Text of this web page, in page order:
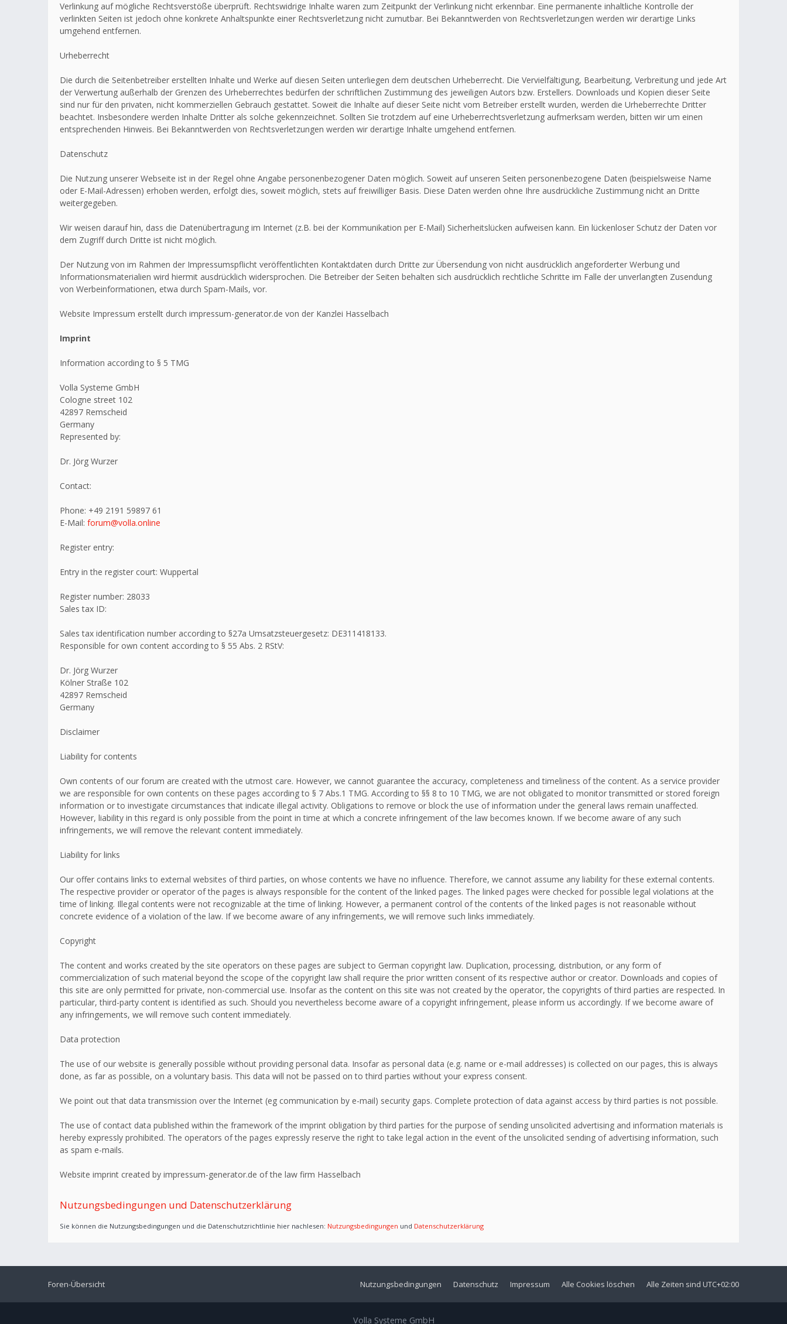
Verlinkung auf mögliche Rechtsverstöße überprüft. Rechtswidrige Inhalte waren zum Zeitpunkt der Verlinkung nicht erkennbar. Eine permanente inhaltliche Kontrolle der
verlinkten Seiten ist jedoch ohne konkrete Anhaltspunkte einer Rechtsverletzung nicht zumutbar. Bei Bekanntwerden von Rechtsverletzungen werden wir derartige Links
umgehend entfernen.
Urheberrecht
Die durch die Seitenbetreiber erstellten Inhalte und Werke auf diesen Seiten unterliegen dem deutschen Urheberrecht. Die Vervielfältigung, Bearbeitung, Verbreitung und jede Art
der Verwertung außerhalb der Grenzen des Urheberrechtes bedürfen der schriftlichen Zustimmung des jeweiligen Autors bzw. Erstellers. Downloads und Kopien dieser Seite
sind nur für den privaten, nicht kommerziellen Gebrauch gestattet. Soweit die Inhalte auf dieser Seite nicht vom Betreiber erstellt wurden, werden die Urheberrechte Dritter
beachtet. Insbesondere werden Inhalte Dritter als solche gekennzeichnet. Sollten Sie trotzdem auf eine Urheberrechtsverletzung aufmerksam werden, bitten wir um einen
entsprechenden Hinweis. Bei Bekanntwerden von Rechtsverletzungen werden wir derartige Inhalte umgehend entfernen.
Datenschutz
Die Nutzung unserer Webseite ist in der Regel ohne Angabe personenbezogener Daten möglich. Soweit auf unseren Seiten personenbezogene Daten (beispielsweise Name
oder E-Mail-Adressen) erhoben werden, erfolgt dies, soweit möglich, stets auf freiwilliger Basis. Diese Daten werden ohne Ihre ausdrückliche Zustimmung nicht an Dritte
weitergegeben.
Wir weisen darauf hin, dass die Datenübertragung im Internet (z.B. bei der Kommunikation per E-Mail) Sicherheitslücken aufweisen kann. Ein lückenloser Schutz der Daten vor
dem Zugriff durch Dritte ist nicht möglich.
Der Nutzung von im Rahmen der Impressumspflicht veröffentlichten Kontaktdaten durch Dritte zur Übersendung von nicht ausdrücklich angeforderter Werbung und
Informationsmaterialien wird hiermit ausdrücklich widersprochen. Die Betreiber der Seiten behalten sich ausdrücklich rechtliche Schritte im Falle der unverlangten Zusendung
von Werbeinformationen, etwa durch Spam-Mails, vor.
Website Impressum erstellt durch impressum-generator.de von der Kanzlei Hasselbach
Imprint
Information according to § 5 TMG
Volla Systeme GmbH
Cologne street 102
42897 Remscheid
Germany
Represented by:
Dr. Jörg Wurzer
Contact:
Phone: +49 2191 59897 61
E-Mail: forum@volla.online
Register entry:
Entry in the register court: Wuppertal
Register number: 28033
Sales tax ID:
Sales tax identification number according to §27a Umsatzsteuergesetz: DE311418133.
Responsible for own content according to § 55 Abs. 2 RStV:
Dr. Jörg Wurzer
Kölner Straße 102
42897 Remscheid
Germany
Disclaimer
Liability for contents
Own contents of our forum are created with the utmost care. However, we cannot guarantee the accuracy, completeness and timeliness of the content. As a service provider
we are responsible for own contents on these pages according to § 7 Abs.1 TMG. According to §§ 8 to 10 TMG, we are not obligated to monitor transmitted or stored foreign
information or to investigate circumstances that indicate illegal activity. Obligations to remove or block the use of information under the general laws remain unaffected.
However, liability in this regard is only possible from the point in time at which a concrete infringement of the law becomes known. If we become aware of any such
infringements, we will remove the relevant content immediately.
Liability for links
Our offer contains links to external websites of third parties, on whose contents we have no influence. Therefore, we cannot assume any liability for these external contents.
The respective provider or operator of the pages is always responsible for the content of the linked pages. The linked pages were checked for possible legal violations at the
time of linking. Illegal contents were not recognizable at the time of linking. However, a permanent control of the contents of the linked pages is not reasonable without
concrete evidence of a violation of the law. If we become aware of any infringements, we will remove such links immediately.
Copyright
The content and works created by the site operators on these pages are subject to German copyright law. Duplication, processing, distribution, or any form of
commercialization of such material beyond the scope of the copyright law shall require the prior written consent of its respective author or creator. Downloads and copies of
this site are only permitted for private, non-commercial use. Insofar as the content on this site was not created by the operator, the copyrights of third parties are respected. In
particular, third-party content is identified as such. Should you nevertheless become aware of a copyright infringement, please inform us accordingly. If we become aware of
any infringements, we will remove such content immediately.
Data protection
The use of our website is generally possible without providing personal data. Insofar as personal data (e.g. name or e-mail addresses) is collected on our pages, this is always
done, as far as possible, on a voluntary basis. This data will not be passed on to third parties without your express consent.
We point out that data transmission over the Internet (eg communication by e-mail) security gaps. Complete protection of data against access by third parties is not possible.
The use of contact data published within the framework of the imprint obligation by third parties for the purpose of sending unsolicited advertising and information materials is
hereby expressly prohibited. The operators of the pages expressly reserve the right to take legal action in the event of the unsolicited sending of advertising information, such
as spam e-mails.
Website imprint created by impressum-generator.de of the law firm Hasselbach
Nutzungsbedingungen und Datenschutzerklärung
Sie können die Nutzungsbedingungen und die Datenschutzrichtlinie hier nachlesen: Nutzungsbedingungen und Datenschutzerklärung
Foren-Übersicht Alle Zeiten sind UTC+02:00
Alle Cookies löschen
Impressum
Datenschutz
Nutzungsbedingungen
Volla Systeme GmbH